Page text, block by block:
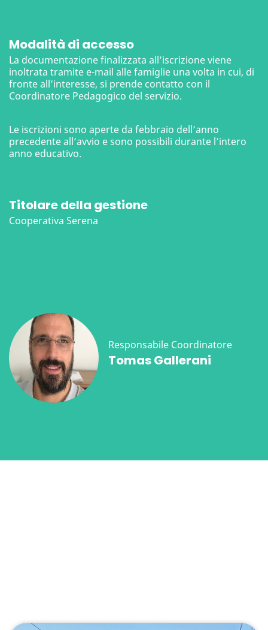
Responsabile Coordinatore
Tomas Gallerani
Titolare della gestione
Cooperativa Serena
Modalità di accesso
La documentazione finalizzata all’iscrizione viene
inoltrata tramite e-mail alle famiglie una volta in cui, di
fronte all’interesse, si prende contatto con il
Coordinatore Pedagogico del servizio.
Le iscrizioni sono aperte da febbraio dell’anno
precedente all’avvio e sono possibili durante l’intero
anno educativo.